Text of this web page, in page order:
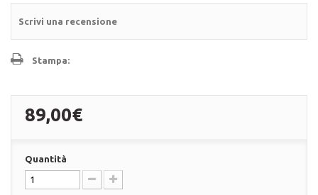
Scrivi una recensione
Stampa:
89,00€
Quantità